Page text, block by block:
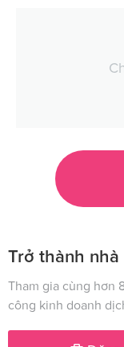
Trở thành
Tham gia cùng hơn
công kinh doanh